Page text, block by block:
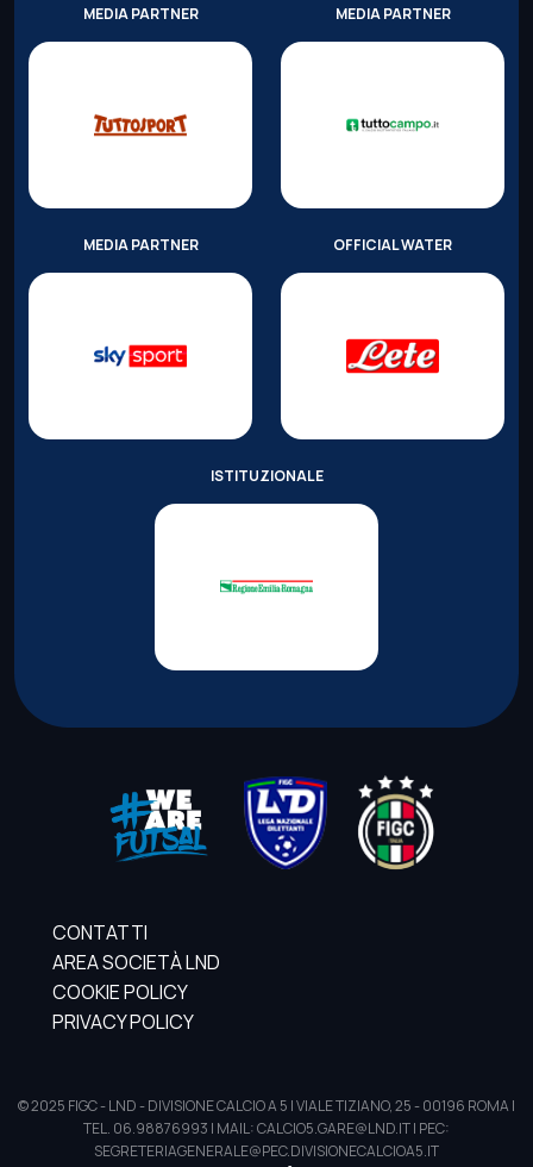
MEDIA PARTNER MEDIA PARTNER
MEDIA PARTNER OFFICIAL WATER
ISTITUZIONALE
CONTATTI
AREA SOCIETÀ LND
COOKIE POLICY
PRIVACY POLICY
© 2025 FIGC - LND - DIVISIONE CALCIO A 5 | VIALE TIZIANO, 25 - 00196 ROMA |
TEL. 06.98876993 | MAIL: CALCIO5.GARE@LND.IT | PEC:
SEGRETERIAGENERALE@PEC.DIVISIONECALCIOA5.IT